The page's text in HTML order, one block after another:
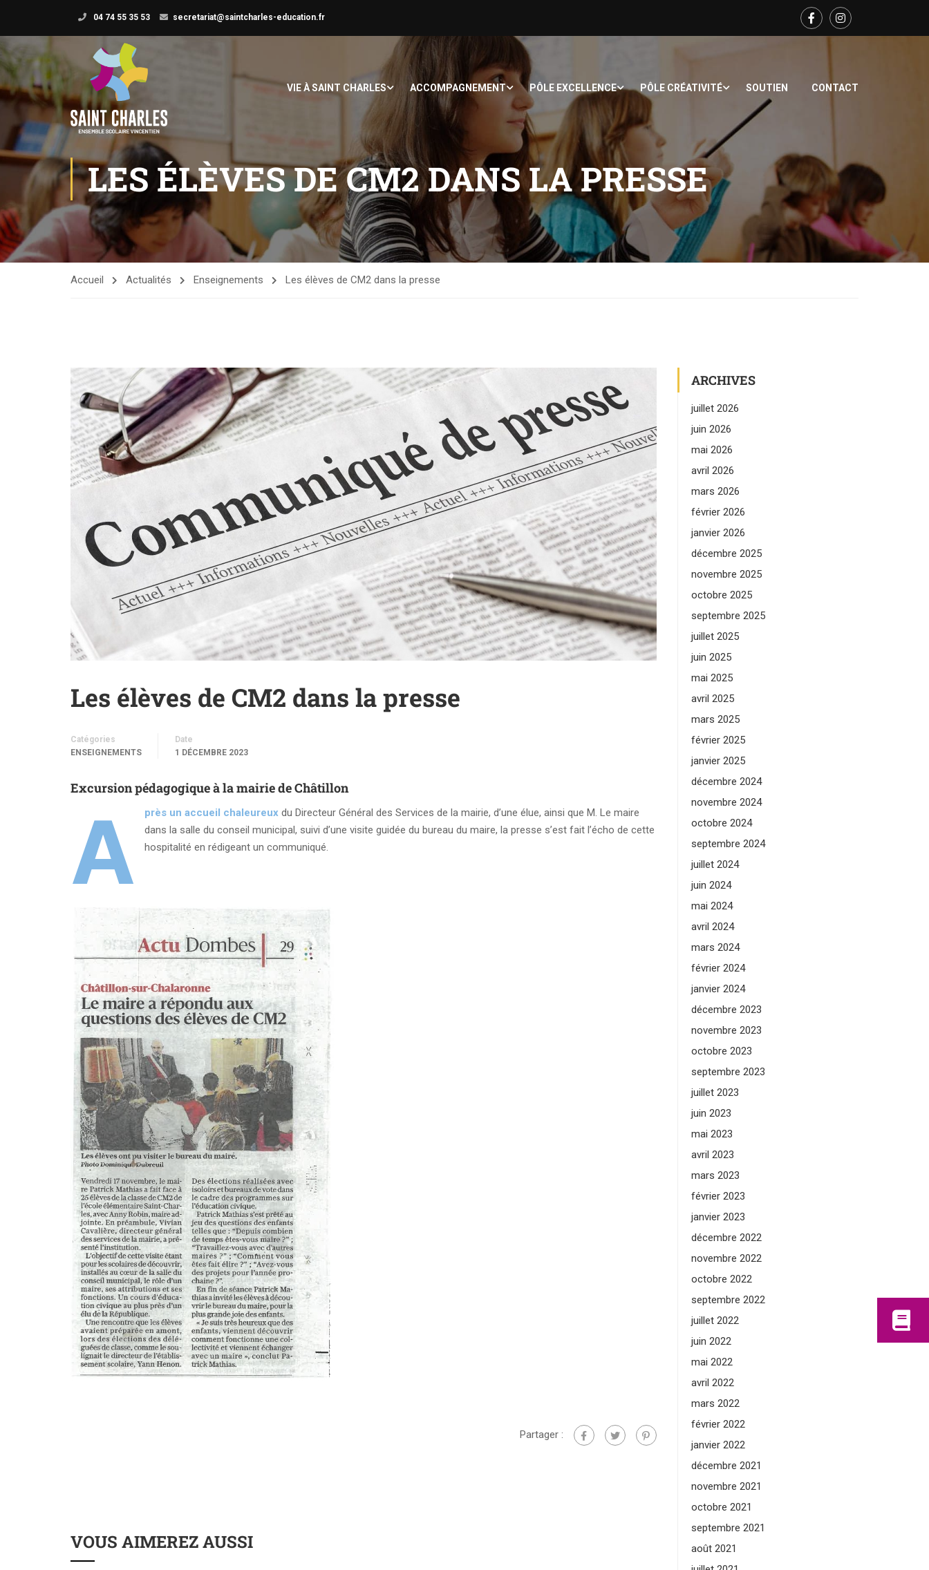
04 74 55 35 53 secretariat@saintcharles-education.fr
VIE À SAINT CHARLES ACCOMPAGNEMENT PÔLE EXCELLENCE PÔLE CRÉATIVITÉ SOUTIEN CONTACT
LES ÉLÈVES DE CM2 DANS LA PRESSE
Accueil Actualités Enseignements Les élèves de CM2 dans la presse
Les élèves de CM2 dans la presse
Catégories
ENSEIGNEMENTS
Date
1 DÉCEMBRE 2023
Excursion pédagogique à la mairie de Châtillon
A près un accueil chaleureuxdu Directeur Général des Services de la mairie, d’une élue, ainsi que M. Le maire
dans la salle du conseil municipal, suivi d’une visite guidée du bureau du maire, la presse s’est fait l’écho de cette
hospitalité en rédigeant un communiqué.
Partager :
VOUS AIMEREZ AUSSI
ARCHIVES
juillet 2026
juin 2026
mai 2026
avril 2026
mars 2026
février 2026
janvier 2026
décembre 2025
novembre 2025
octobre 2025
septembre 2025
juillet 2025
juin 2025
mai 2025
avril 2025
mars 2025
février 2025
janvier 2025
décembre 2024
novembre 2024
octobre 2024
septembre 2024
juillet 2024
juin 2024
mai 2024
avril 2024
mars 2024
février 2024
janvier 2024
décembre 2023
novembre 2023
octobre 2023
septembre 2023
juillet 2023
juin 2023
mai 2023
avril 2023
mars 2023
février 2023
janvier 2023
décembre 2022
novembre 2022
octobre 2022
septembre 2022
juillet 2022
juin 2022
mai 2022
avril 2022
mars 2022
février 2022
janvier 2022
décembre 2021
novembre 2021
octobre 2021
septembre 2021
août 2021